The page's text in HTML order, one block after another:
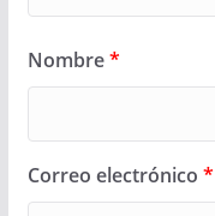
Nombre*
Correo electrónico *